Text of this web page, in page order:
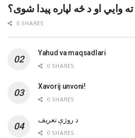
وایي او د څه لپاره پیدا شوی؟
0 SHARES
Yahud va maqsadlari
0 SHARES
Xavorij unvoni!
0 SHARES
‌د روژې تعریف
0 SHARES